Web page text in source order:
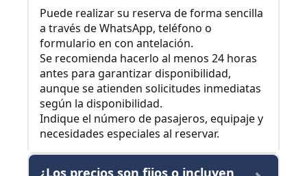
Puede realizar su reserva de forma sencilla
a través de WhatsApp, teléfono o
formulario en con antelación.
Se recomienda hacerlo al menos 24 horas
antes para garantizar disponibilidad,
aunque se atienden solicitudes inmediatas
según la disponibilidad.
Indique el número de pasajeros, equipaje y
necesidades especiales al reservar.
¿Los precios son fijos o incluyen